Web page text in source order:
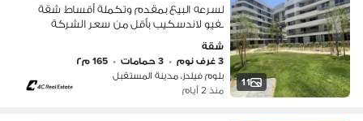
11
لسرعه البيع بمقدم وتكملة أقساط شقة
بفيو لاندسكيب بأقل من سعر الشركة
المستقبل سيتي بجوار مدينتي وسراي
للبيع
شقة
3 غرف نوم
• 3 حمامات • 165 م٢
بلوم فيلدز، مدينة المستقبل
منذ 2 أيام